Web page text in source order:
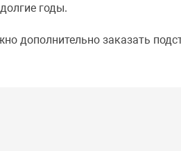
годы.
дополнительно заказать